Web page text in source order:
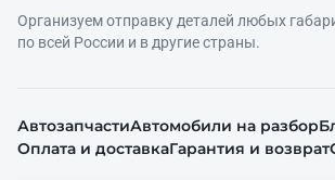
Организуем отправку деталей любых
по всей России и в другие страны.
АвтозапчастиАвтомобили на разбор
Оплата и доставкаГарантия и возврат